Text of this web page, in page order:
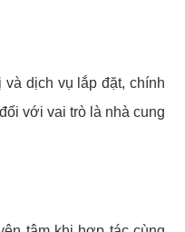
dịch vụ lắp đặt, chính
với vai trò là nhà cung